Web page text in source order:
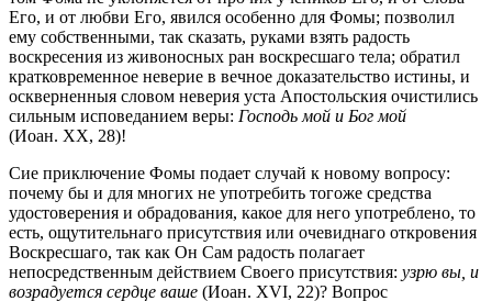
Его, и от любви Его, явился особенно для Фомы; позволил
ему собственными, так сказать, руками взять радость
воскресения из живоносных ран воскресшаго тела; обратил
кратковременное неверие в вечное доказательство истины, и
оскверненныя словом неверия уста Апостольския очистились
сильным исповеданием веры: Господь мой и Бог мой
(Иоан. XX, 28)!
Сие приключение Фомы подает случай к новому вопросу:
почему бы и для многих не употребить тогоже средства
удостоверения и обрадования, какое для него употреблено, то
есть, ощутительнаго присутствия или очевиднаго откровения
Воскресшаго, так как Он Сам радость полагает
непосредственным действием Своего присутствия: узрю вы, и
возрадуется сердце ваше (Иоан. XVI, 22)? Вопрос